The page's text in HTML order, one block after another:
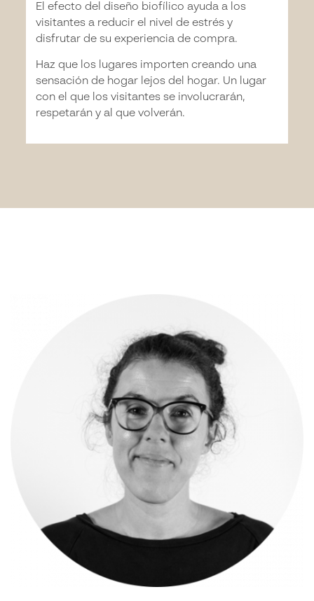
El efecto del diseño biofílico ayuda a los
visitantes a reducir el nivel de estrés y
disfrutar de su experiencia de compra.
Haz que los lugares importen creando una
sensación de hogar lejos del hogar. Un lugar
con el que los visitantes se involucrarán,
respetarán y al que volverán.